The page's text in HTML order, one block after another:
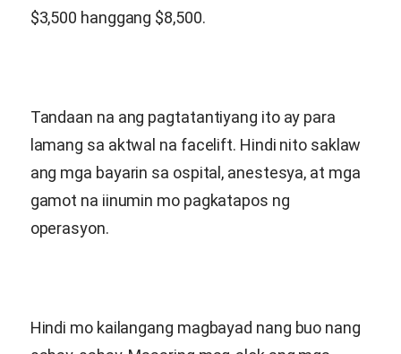
$3,500 hanggang $8,500.
Tandaan na ang pagtatantiyang ito ay para
lamang sa aktwal na facelift. Hindi nito saklaw
ang mga bayarin sa ospital, anestesya, at mga
gamot na iinumin mo pagkatapos ng
operasyon.
Hindi mo kailangang magbayad nang buo nang